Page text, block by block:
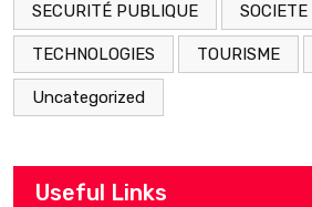
SECURITÉ PUBLIQUE SOCIETE
TECHNOLOGIES TOURISME
Uncategorized
Useful Links